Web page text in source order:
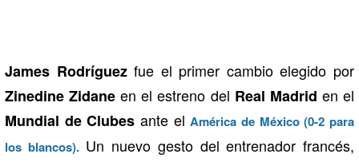
James Rodríguezfue el primer cambio elegido por
Zinedine Zidane en el estreno del Real Madrid en el
Mundial de Clubes ante el América de México (0-2 para
los blancos).Un nuevo gesto del entrenador francés,